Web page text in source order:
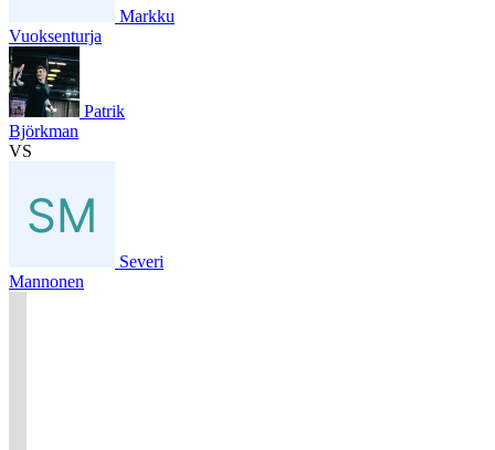
Markku
Vuoksenturja
Patrik
Björkman
VS
Severi
Mannonen